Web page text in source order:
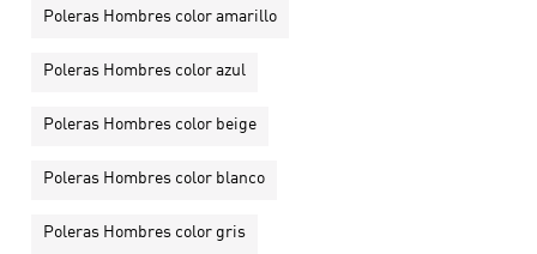
Poleras Hombres color amarillo
Poleras Hombres color azul
Poleras Hombres color beige
Poleras Hombres color blanco
Poleras Hombres color gris